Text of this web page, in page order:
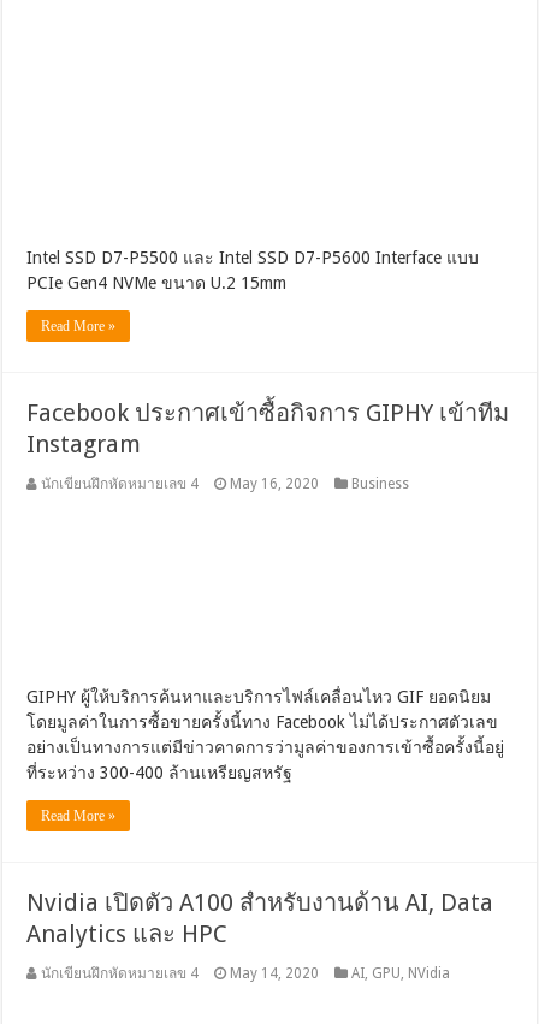
Intel SSD D7-P5500 และ Intel SSD D7-P5600 Interface แบบ
PCIe Gen4 NVMe ขนาด U.2 15mm
Read More »
Facebook ประกาศเข้าซื้อกิจการ GIPHY เข้าทีม
Instagram
นักเขียนฝึกหัดหมายเลข 4 May 16, 2020 Business
GIPHY ผู้ให้บริการค้นหาและบริการไฟล์เคลื่อนไหว GIF ยอดนิยม
โดยมูลค่าในการซื้อขายครั้งนี้ทาง Facebook ไม่ได้ประกาศตัวเลข
อย่างเป็นทางการแต่มีข่าวคาดการว่ามูลค่าของการเข้าซื้อครั้งนี้อยู่
ที่ระหว่าง 300-400 ล้านเหรียญสหรัฐ
Read More »
Nvidia เปิดตัว A100 สำหรับงานด้าน AI, Data
Analytics และ HPC
นักเขียนฝึกหัดหมายเลข 4 May 14, 2020 AI, GPU, NVidia